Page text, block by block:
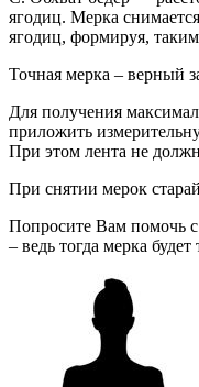
ягодиц. Мерка
ягодиц, формируя,
Точная мерка – верный
Для получения
приложить
При этом лента не
При снятии мерок
Попросите Вам помочь
– ведь тогда мерка будет